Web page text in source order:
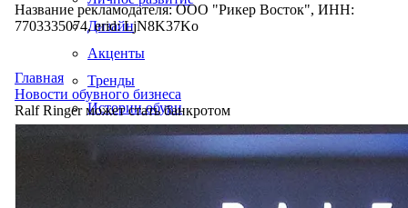
Дизайн
Акценты
Тренды
Истории обуви
Производство
Название рекламодателя: ООО "Рикер Восток", ИНН:
7703335074, erid: LjN8K37Ko
Главная
Новости обувного бизнеса
Ralf Ringer может стать банкротом